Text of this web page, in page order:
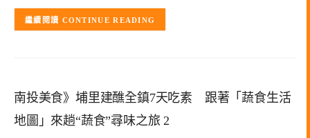
CONTINUE READING
南投美食》埔里建醮全鎮7天吃素 跟著「蔬食生活
地圖」來趟“蔬食”尋味之旅 2